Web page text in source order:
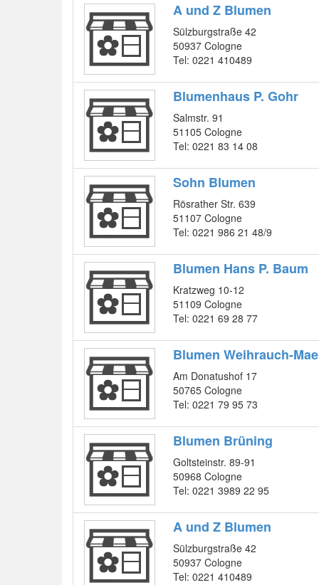
A und Z Blumen
Sülzburgstraße 42
50937 Cologne
Tel: 0221 410489
Blumenhaus P. Gohr
Salmstr. 91
51105 Cologne
Tel: 0221 83 14 08
Sohn Blumen
Rösrather Str. 639
51107 Cologne
Tel: 0221 986 21 48/9
Blumen Hans P. Baum
Kratzweg 10-12
51109 Cologne
Tel: 0221 69 28 77
Blumen Weihrauch-
Am Donatushof 17
50765 Cologne
Tel: 0221 79 95 73
Blumen Brüning
Goltsteinstr. 89-91
50968 Cologne
Tel: 0221 3989 22 95
A und Z Blumen
Sülzburgstraße 42
50937 Cologne
Tel: 0221 410489